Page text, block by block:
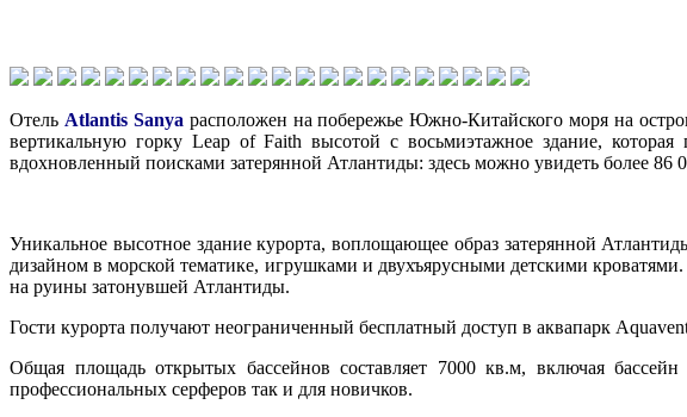
Отель Atlantis Sanya расположен на побережье Южно-Китайского моря на
вертикальную горку Leap of Faith высотой с восьмиэтажное здание,
вдохновленный поисками затерянной Атлантиды: здесь можно увидеть более 86
Уникальное высотное здание курорта, воплощающее образ затерянной
дизайном в морской тематике, игрушками и двухъярусными детскими
на руины затонувшей Атлантиды.
Гости курорта получают неограниченный бесплатный доступ в аквапарк
Общая площадь открытых бассейнов составляет 7000 кв.м, включая
профессиональных серферов так и для новичков.